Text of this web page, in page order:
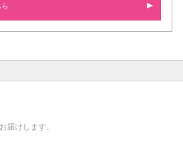
届けします。